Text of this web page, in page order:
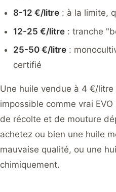
8-12 €/litre: à la limite,
12-25 €/litre: tranche
25-50 €/litre:
certifié
Une huile vendue à 4 €/
impossible comme vrai
de récolte et de mouture
achetez ou bien une huile
mauvaise qualité, ou une
chimiquement.